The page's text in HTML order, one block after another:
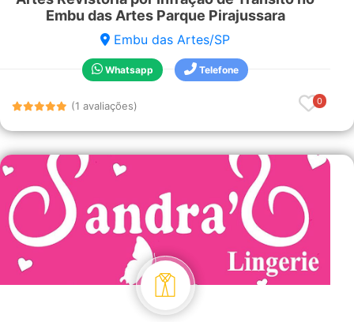
Embu das Artes Parque Pirajussara
Embu das Artes/SP
Whatsapp Telefone
(1 avaliações) 0